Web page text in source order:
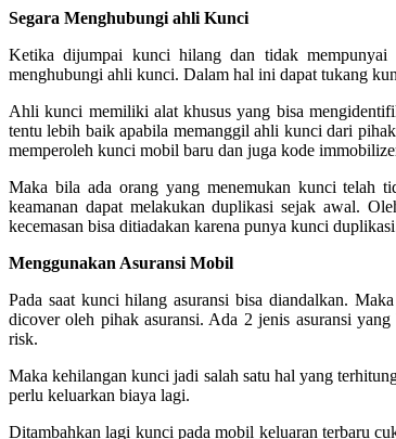
Segara Menghubungi ahli Kunci
Ketika dijumpai kunci hilang dan tidak mempunyai
menghubungi ahli kunci. Dalam hal ini dapat tukang
Ahli kunci memiliki alat khusus yang bisa
tentu lebih baik apabila memanggil ahli kunci dari
memperoleh kunci mobil baru dan juga kode
Maka bila ada orang yang menemukan kunci telah
keamanan dapat melakukan duplikasi sejak awal.
kecemasan bisa ditiadakan karena punya kunci
Menggunakan Asuransi Mobil
Pada saat kunci hilang asuransi bisa diandalkan.
dicover oleh pihak asuransi. Ada 2 jenis asuransi
risk.
Maka kehilangan kunci jadi salah satu hal yang
perlu keluarkan biaya lagi.
Ditambahkan lagi kunci pada mobil keluaran terbaru